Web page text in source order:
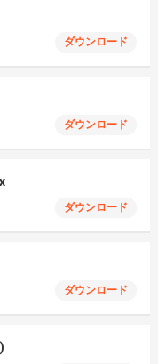
ダウンロード
ダウンロード
ダウンロード
ダウンロード